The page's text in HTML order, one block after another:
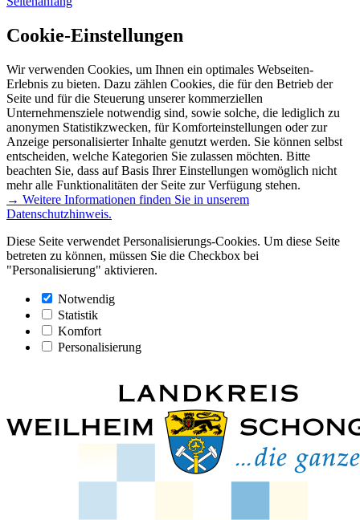
Cookie-Einstellungen
Wir verwenden Cookies, um Ihnen ein optimales Webseiten-
Erlebnis zu bieten. Dazu zählen Cookies, die für den Betrieb der
Seite und für die Steuerung unserer kommerziellen
Unternehmensziele notwendig sind, sowie solche, die lediglich zu
anonymen Statistikzwecken, für Komforteinstellungen oder zur
Anzeige personalisierter Inhalte genutzt werden. Sie können selbst
entscheiden, welche Kategorien Sie zulassen möchten. Bitte
beachten Sie, dass auf Basis Ihrer Einstellungen womöglich nicht
mehr alle Funktionalitäten der Seite zur Verfügung stehen.
→ Weitere Informationen finden Sie in unserem
Datenschutzhinweis.
Diese Seite verwendet Personalisierungs-Cookies. Um diese Seite
betreten zu können, müssen Sie die Checkbox bei
"Personalisierung" aktivieren.
Notwendig
Statistik
Komfort
Personalisierung